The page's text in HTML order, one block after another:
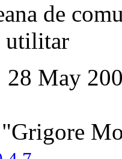
de
utilitar
28 May